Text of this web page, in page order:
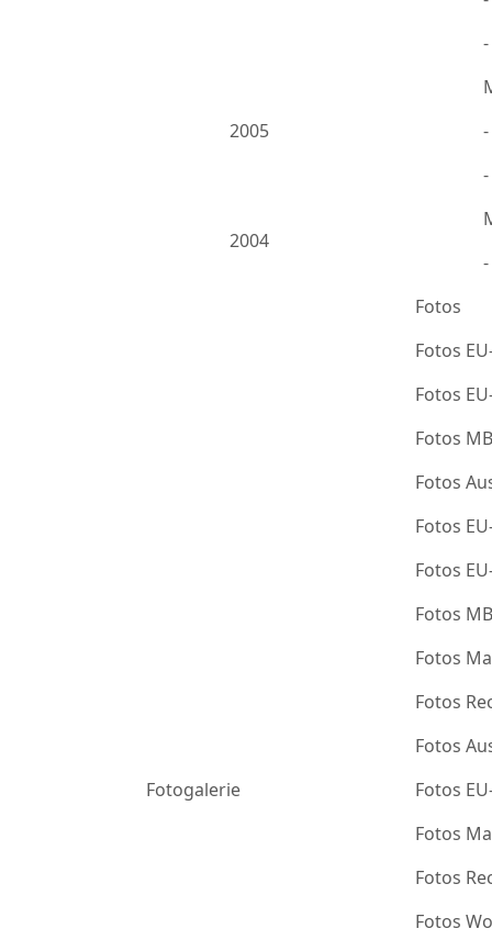
2005
2004
Fotogalerie
Fotos
Fotos
Fotos
Fotos
Fotos
Fotos
Fotos
Fotos
Fotos
Fotos
Fotos
Fotos
Fotos
Fotos
Fotos